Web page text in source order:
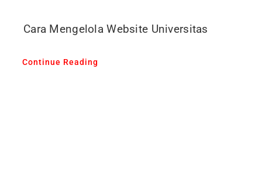
Cara Mengelola Website Universitas
Continue Reading